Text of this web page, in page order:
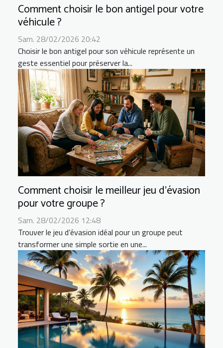
Comment choisir le bon antigel pour votre
véhicule ?
Sam. 28/02/2026 20:42
Choisir le bon antigel pour son véhicule représente un
geste essentiel pour préserver la...
Comment choisir le meilleur jeu d'évasion
pour votre groupe ?
Sam. 28/02/2026 12:48
Trouver le jeu d’évasion idéal pour un groupe peut
transformer une simple sortie en une...